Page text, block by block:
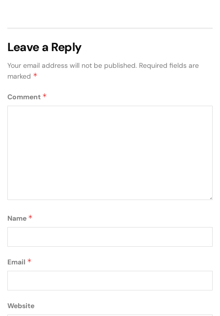
Leave a Reply
Your email address will not be published. Required fields are
marked *
Comment *
Name *
Email *
Website